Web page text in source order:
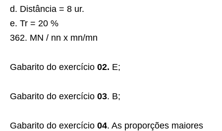
d. Distância = 8 ur.
e. Tr = 20 %
362. MN / nn x mn/mn
Gabarito do exercício 02. E;
Gabarito do exercício 03. B;
Gabarito do exercício 04. As proporções maiores